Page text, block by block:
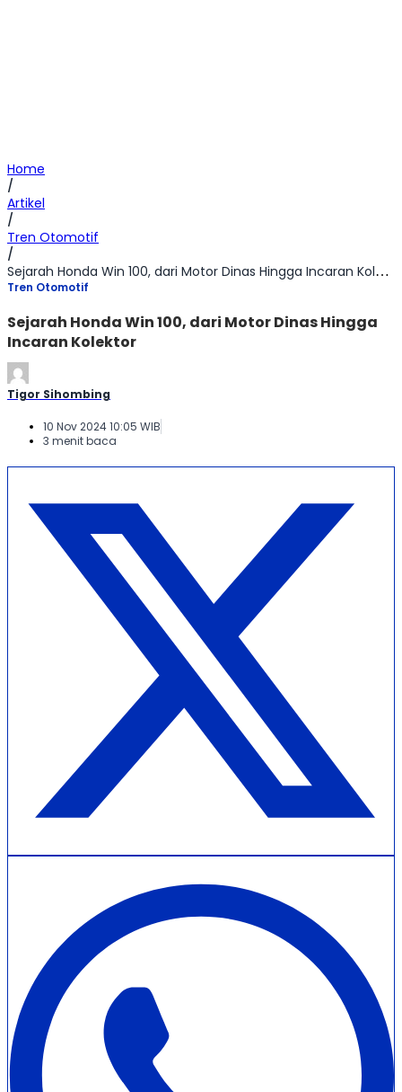
Home
/
Artikel
/
Tren Otomotif
/
Sejarah Honda Win 100, dari Motor Dinas Hingga Incaran Kolektor
Tren Otomotif
Sejarah Honda Win 100, dari Motor Dinas Hingga
Incaran Kolektor
Tigor Sihombing
10 Nov 2024 10:05 WIB
3 menit baca